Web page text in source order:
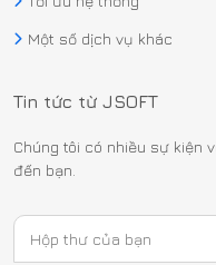
Một số dịch vụ khác
Tin tức từ JSOFT
Chúng tôi có nhiều sự kiện
đến bạn.